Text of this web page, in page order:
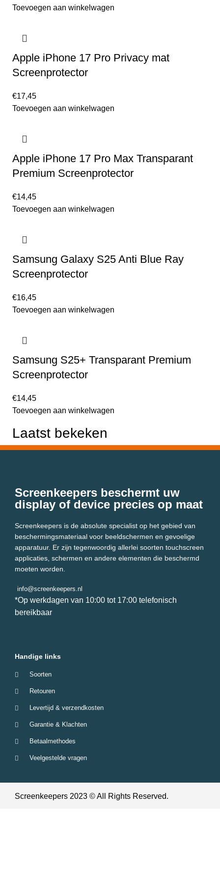
Toevoegen aan winkelwagen
Apple iPhone 17 Pro Privacy mat
Screenprotector
€17,45
Toevoegen aan winkelwagen
Apple iPhone 17 Pro Max Transparant
Premium Screenprotector
€14,45
Toevoegen aan winkelwagen
Samsung Galaxy S25 Anti Blue Ray
Screenprotector
€16,45
Toevoegen aan winkelwagen
Samsung S25+ Transparant Premium
Screenprotector
€14,45
Toevoegen aan winkelwagen
Laatst bekeken
Screenkeepers beschermt uw
display of device precies op maat
Screenkeepers is de absolute specialist op het gebied van
beschermingsmateriaal voor beeldschermen en gevoelige
apparatuur. Er zijn tegenwoordig allerlei soorten touchscreen
applicaties, schermen en andere elementen die beschermd
moeten worden.
info@screenkeepers.nl
*Op werkdagen van 10:00 tot 17:00 telefonisch
bereikbaar
Handige links
Soorten
Retouren
Levertijd & verzendkosten
Garantie & Klachten
Betaalmethodes
Veelgestelde vragen
Screenkeepers 2023 © All Rights Reserved.